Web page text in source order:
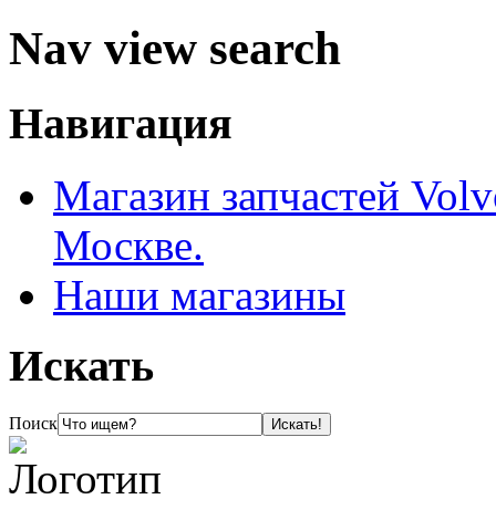
Nav view search
Навигация
Магазин запчастей
Москве.
Наши магазины
Искать
Поиск